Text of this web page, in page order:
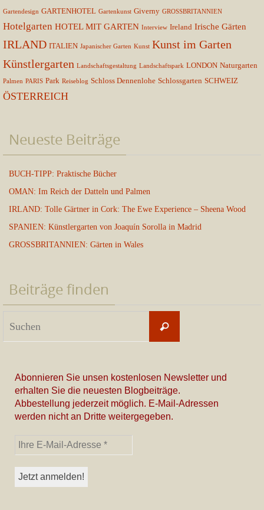
Gartendesign GARTENHOTEL Gartenkunst Giverny GROSSBRITANNIEN
Hotelgarten HOTEL MIT GARTEN Interview Ireland Irische Gärten
IRLAND ITALIEN Japanischer Garten Kunst Kunst im Garten
Künstlergarten Landschaftsgestaltung Landschaftspark LONDON Naturgarten
Palmen PARIS Park Reiseblog Schloss Dennenlohe Schlossgarten SCHWEIZ
ÖSTERREICH
Neueste Beiträge
BUCH-TIPP: Praktische Bücher
OMAN: Im Reich der Datteln und Palmen
IRLAND: Tolle Gärtner in Cork: The Ewe Experience – Sheena Wood
SPANIEN: Künstlergarten von Joaquín Sorolla in Madrid
GROSSBRITANNIEN: Gärten in Wales
Beiträge finden
Suchen
Abonnieren Sie unsen kostenlosen Newsletter und
erhalten Sie die neuesten Blogbeiträge.
Abbestellung jederzeit möglich. E-Mail-Adressen
werden nicht an Dritte weitergegeben.